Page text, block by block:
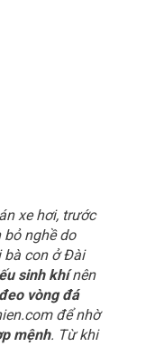
xe hơi, trước
nghề do
bà con ở Đài
sinh khínên
đeo vòng đá
để nhờ
mệnh. Từ khi